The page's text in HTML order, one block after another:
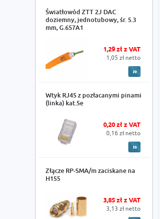
Światłowód ZTT 2J DAC
doziemny, jednotubowy, śr. 5.3
mm, G.657A1
1,29 zł z VAT
1,05 zł netto
Wtyk RJ45 z pozłacanymi pinami
(linka) kat.5e
0,20 zł z VAT
0,16 zł netto
Złącze RP-SMA/m zaciskane na
H155
3,85 zł z VAT
3,13 zł netto